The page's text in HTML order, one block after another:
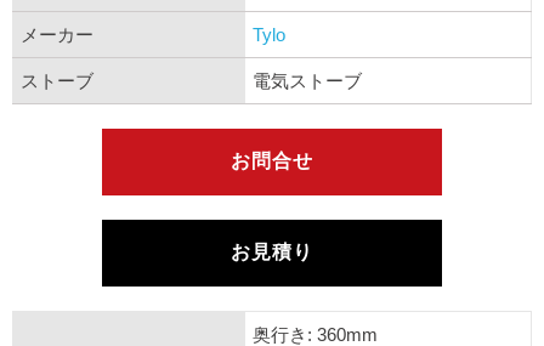
メーカー Tylo
ストーブ 電気ストーブ
お問合せ
お見積り
奥行き: 360mm